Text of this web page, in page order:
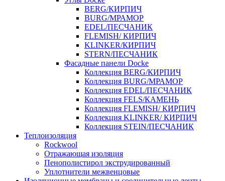
BERG/КИРПИЧ
BURG/МРАМОР
EDEL/ПЕСЧАНИК
FLEMISH/ КИРПИЧ
KLINKER/КИРПИЧ
STERN/ПЕСЧАНИК
Фасадные панели Docke
Коллекция BERG/КИРПИЧ
Коллекция BURG/МРАМОР
Коллекция EDEL/ПЕСЧАНИК
Коллекция FELS/КАМЕНЬ
Коллекция FLEMISH/ КИРПИЧ
Коллекция KLINKER/ КИРПИЧ
Коллекция STEIN/ПЕСЧАНИК
Теплоизоляция
Rockwool
Отражающая изоляция
Пенополистирол экструдированный
Уплотнители межвенцовые